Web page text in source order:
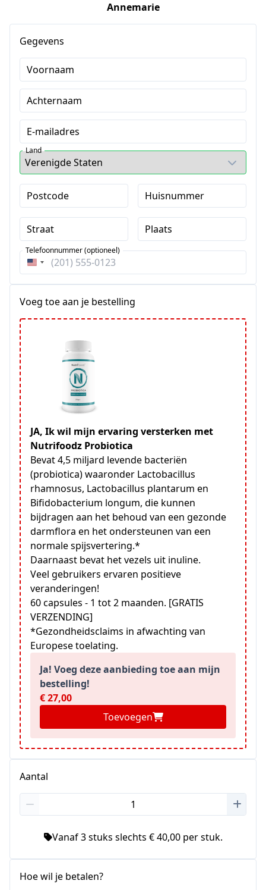
Annemarie
Gegevens
Voornaam
Achternaam
E-mailadres
Land
Postcode Huisnummer
Straat Plaats
Verenigde
Telefoonnummer (optioneel)
Voeg toe aan je bestelling
JA, Ik wil mijn ervaring versterken met
Nutrifoodz Probiotica
Bevat 4,5 miljard levende bacteriën
(probiotica) waaronder Lactobacillus
rhamnosus, Lactobacillus plantarum en
Bifidobacterium longum, die kunnen
bijdragen aan het behoud van een gezonde
darmflora en het ondersteunen van een
normale spijsvertering.*
Daarnaast bevat het vezels uit inuline.
Veel gebruikers ervaren positieve
veranderingen!
60 capsules - 1 tot 2 maanden. [GRATIS
VERZENDING]
*Gezondheidsclaims in afwachting van
Europese toelating.
Ja! Voeg deze aanbieding toe aan mijn
bestelling!
€ 27,00
Toevoegen
Aantal
Vanaf 3 stuks slechts € 40,00 per stuk.
Hoe wil je betalen?